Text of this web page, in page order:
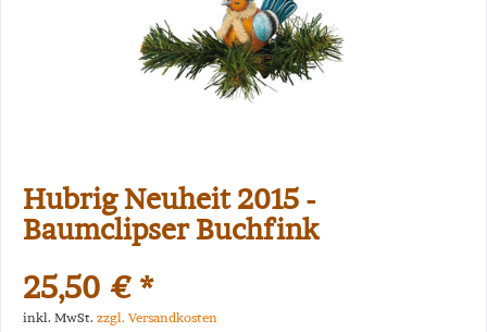
Hubrig Neuheit 2015 -
Baumclipser Buchfink
25,50 € *
inkl. MwSt. zzgl. Versandkosten